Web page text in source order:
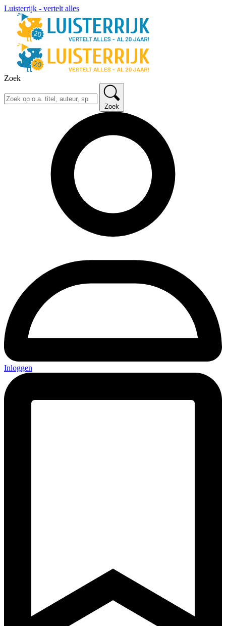
Luisterrijk - vertelt alles
Zoek
Zoek
Inloggen